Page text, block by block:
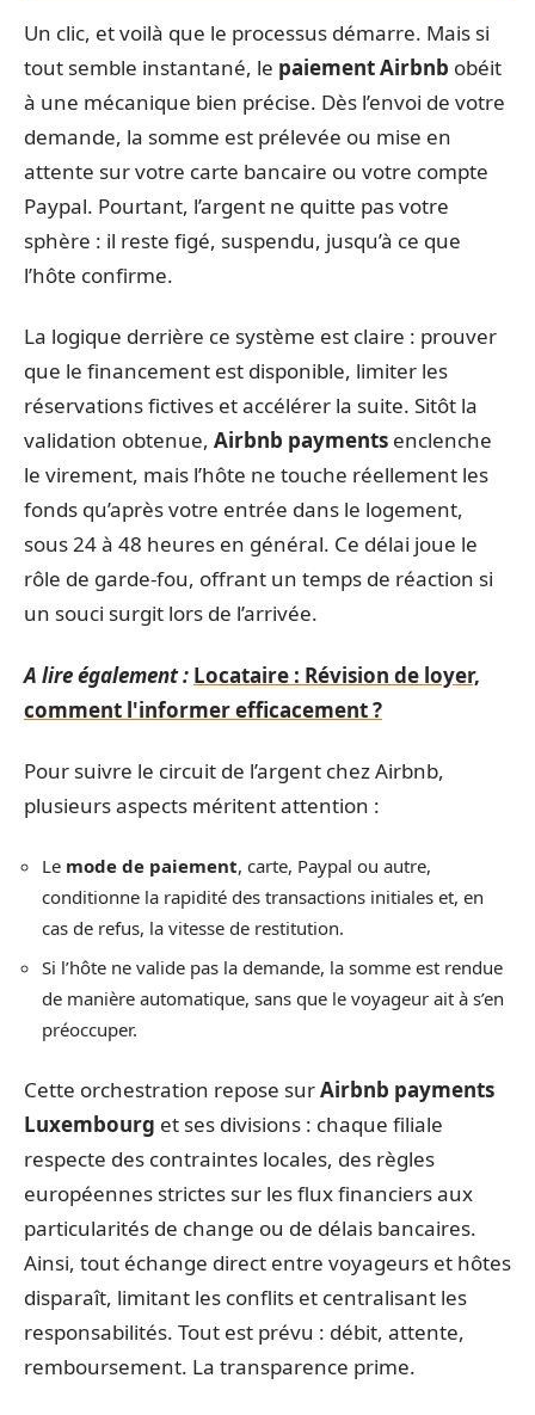
Un clic, et voilà que le processus démarre. Mais si
tout semble instantané, le paiement Airbnb obéit
à une mécanique bien précise. Dès l’envoi de votre
demande, la somme est prélevée ou mise en
attente sur votre carte bancaire ou votre compte
Paypal. Pourtant, l’argent ne quitte pas votre
sphère : il reste figé, suspendu, jusqu’à ce que
l’hôte confirme.
La logique derrière ce système est claire : prouver
que le financement est disponible, limiter les
réservations fictives et accélérer la suite. Sitôt la
validation obtenue, Airbnb payments enclenche
le virement, mais l’hôte ne touche réellement les
fonds qu’après votre entrée dans le logement,
sous 24 à 48 heures en général. Ce délai joue le
rôle de garde-fou, offrant un temps de réaction si
un souci surgit lors de l’arrivée.
A lire également : Locataire : Révision de loyer,
comment l'informer efficacement ?
Pour suivre le circuit de l’argent chez Airbnb,
plusieurs aspects méritent attention :
Le mode de paiement, carte, Paypal ou autre,
conditionne la rapidité des transactions initiales et, en
cas de refus, la vitesse de restitution.
Si l’hôte ne valide pas la demande, la somme est rendue
de manière automatique, sans que le voyageur ait à s’en
préoccuper.
Cette orchestration repose surAirbnb payments
Luxembourg et ses divisions : chaque filiale
respecte des contraintes locales, des règles
européennes strictes sur les flux financiers aux
particularités de change ou de délais bancaires.
Ainsi, tout échange direct entre voyageurs et hôtes
disparaît, limitant les conflits et centralisant les
responsabilités. Tout est prévu : débit, attente,
remboursement. La transparence prime.